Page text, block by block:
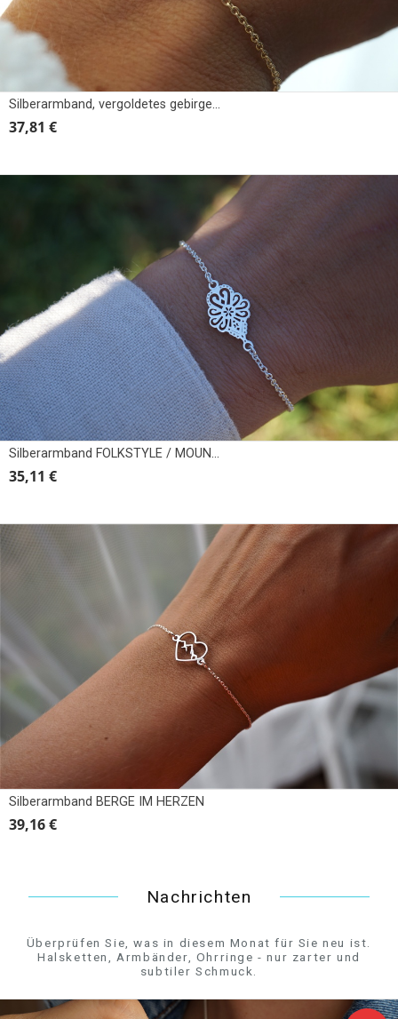
Silberarmband, vergoldetes gebirge im herzen
37,81 €
Silberarmband FOLKSTYLE / MOUNTAINS II
35,11 €
Silberarmband BERGE IM HERZEN
39,16 €
Nachrichten
Überprüfen Sie, was in diesem Monat für Sie neu ist.
Halsketten, Armbänder, Ohrringe - nur zarter und
subtiler Schmuck.